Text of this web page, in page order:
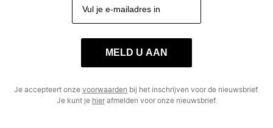
MELD U AAN
Je accepteert onze voorwaarden bij het inschrijven voor de nieuwsbrief.
Je kunt je hierafmelden voor onze nieuwsbrief.